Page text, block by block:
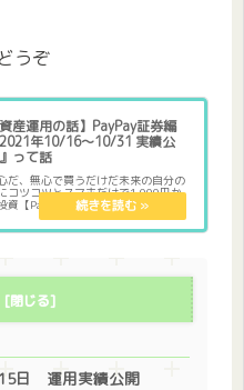
うぞ
資産運用の話】PayPay証券編
2021年10/16～10/31 実績公
って話
だ、無心で買うだけだ未来の自分の
コツコツとスマホだけで1,000円か
資【PayPay証券】『paypay証券』
1,000円』から投資が出来るという事
毎月の貯金の一部をpaypay証券口
日 運用実績公開